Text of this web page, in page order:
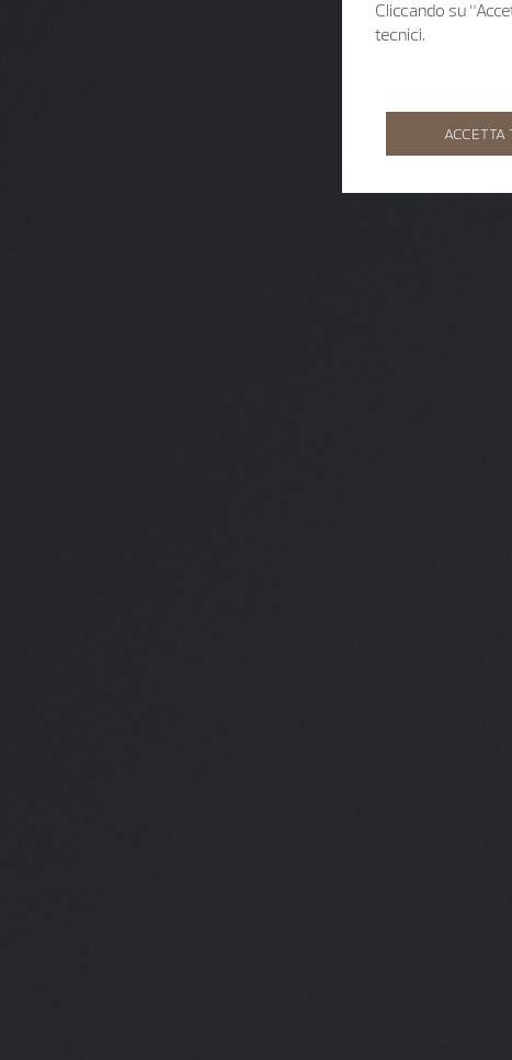
Cliccando su
tecnici.
ACCETTA